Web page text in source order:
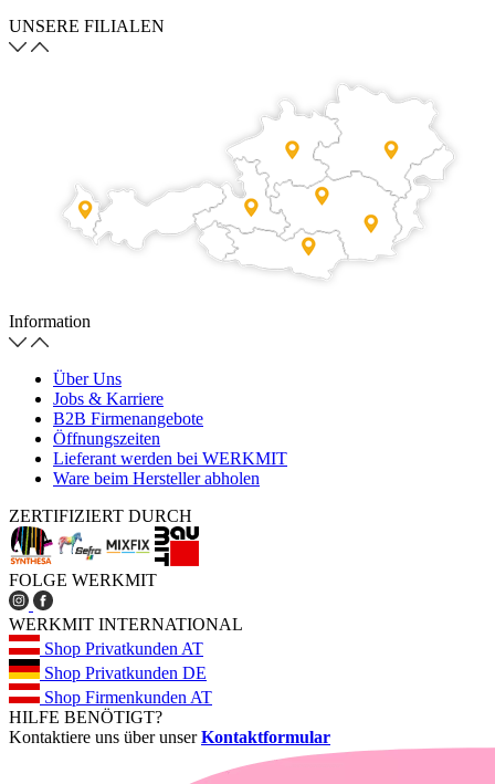
UNSERE FILIALEN
Information
Über Uns
Jobs & Karriere
B2B Firmenangebote
Öffnungszeiten
Lieferant werden bei WERKMIT
Ware beim Hersteller abholen
ZERTIFIZIERT DURCH
FOLGE WERKMIT
WERKMIT INTERNATIONAL
Shop Privatkunden AT
Shop Privatkunden DE
Shop Firmenkunden AT
HILFE BENÖTIGT?
Kontaktiere uns über unserKontaktformular